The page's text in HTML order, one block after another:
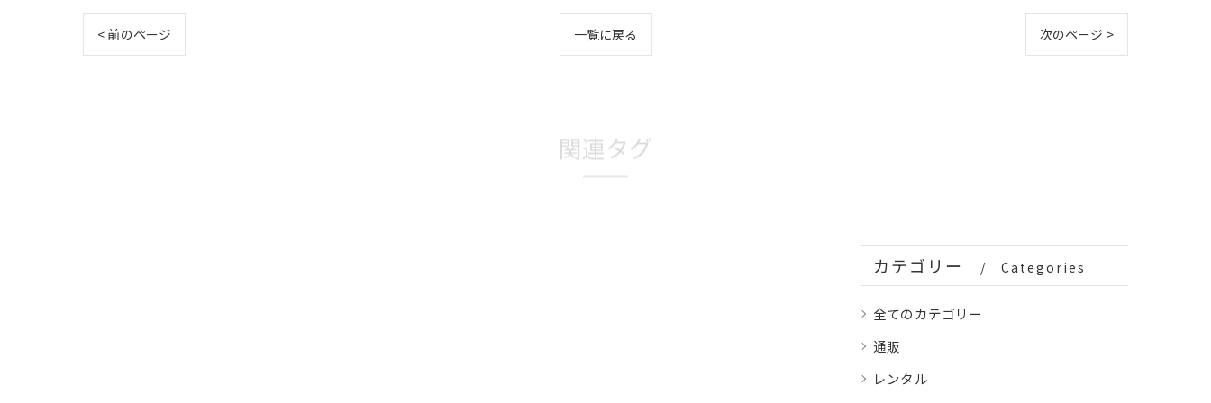
< 前のページ 一覧に戻る 次のページ >
カテゴリー Categories
全てのカテゴリー
通販
レンタル